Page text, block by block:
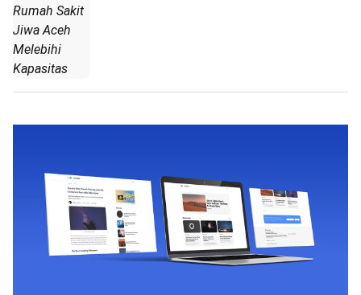
Rumah Sakit
Jiwa Aceh
Melebihi
Kapasitas